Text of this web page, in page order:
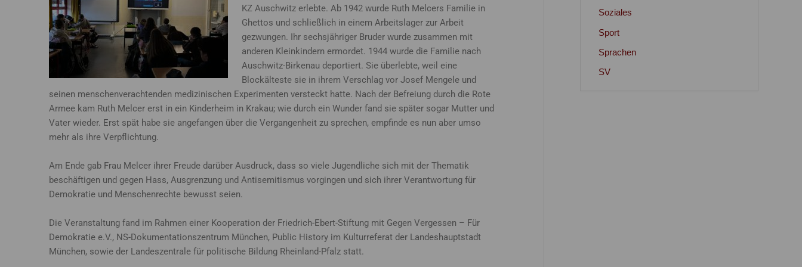
KZ Auschwitz erlebte. Ab 1942 wurde Ruth Melcers Familie in
Ghettos und schließlich in einem Arbeitslager zur Arbeit
gezwungen. Ihr sechsjähriger Bruder wurde zusammen mit
anderen Kleinkindern ermordet. 1944 wurde die Familie nach
Auschwitz-Birkenau deportiert. Sie überlebte, weil eine
Blockälteste sie in ihrem Verschlag vor Josef Mengele und
seinen menschenverachtenden medizinischen Experimenten versteckt hatte. Nach der Befreiung durch die Rote
Armee kam Ruth Melcer erst in ein Kinderheim in Krakau; wie durch ein Wunder fand sie später sogar Mutter und
Vater wieder. Erst spät habe sie angefangen über die Vergangenheit zu sprechen, empfinde es nun aber umso
mehr als ihre Verpflichtung.
Am Ende gab Frau Melcer ihrer Freude darüber Ausdruck, dass so viele Jugendliche sich mit der Thematik
beschäftigen und gegen Hass, Ausgrenzung und Antisemitismus vorgingen und sich ihrer Verantwortung für
Demokratie und Menschenrechte bewusst seien.
Die Veranstaltung fand im Rahmen einer Kooperation der Friedrich-Ebert-Stiftung mit Gegen Vergessen – Für
Demokratie e.V., NS-Dokumentationszentrum München, Public History im Kulturreferat der Landeshauptstadt
München, sowie der Landeszentrale für politische Bildung Rheinland-Pfalz statt.
Soziales
Sport
Sprachen
SV